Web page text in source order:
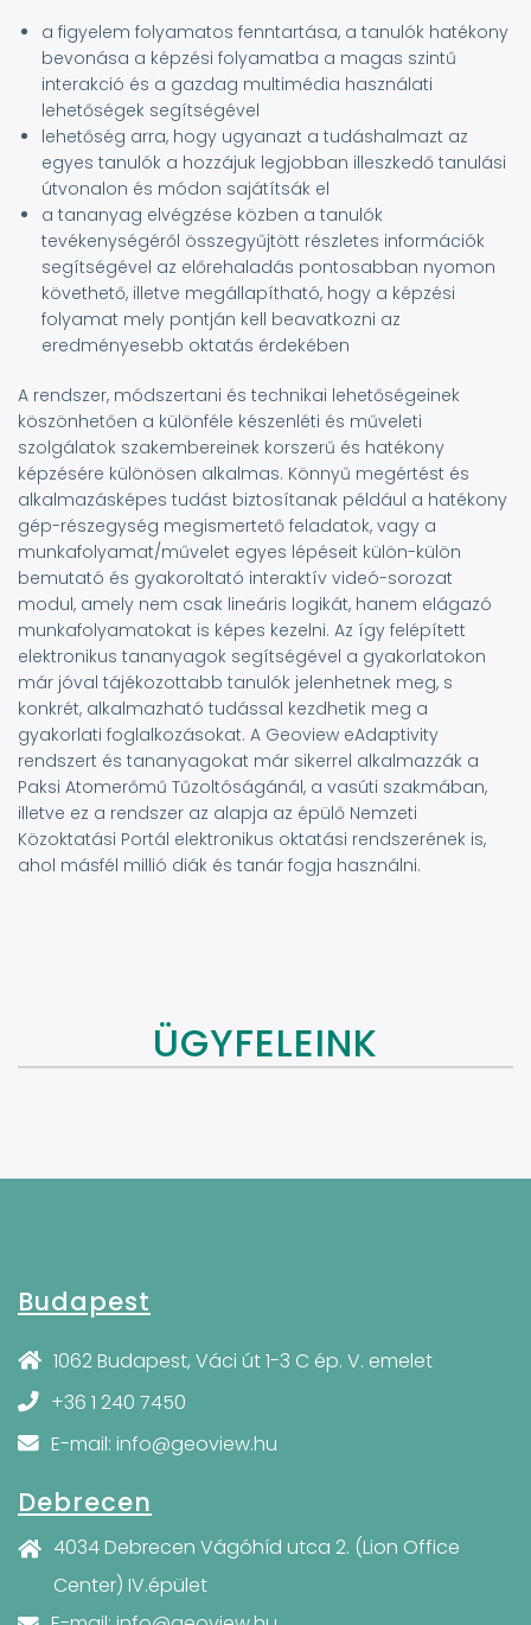
a figyelem folyamatos fenntartása, a tanulók hatékony
bevonása a képzési folyamatba a magas szintű
interakció és a gazdag multimédia használati
lehetőségek segítségével
lehetőség arra, hogy ugyanazt a tudáshalmazt az
egyes tanulók a hozzájuk legjobban illeszkedő tanulási
útvonalon és módon sajátítsák el
a tananyag elvégzése közben a tanulók
tevékenységéről összegyűjtött részletes információk
segítségével az előrehaladás pontosabban nyomon
követhető, illetve megállapítható, hogy a képzési
folyamat mely pontján kell beavatkozni az
eredményesebb oktatás érdekében
A rendszer, módszertani és technikai lehetőségeinek
köszönhetően a különféle készenléti és műveleti
szolgálatok szakembereinek korszerű és hatékony
képzésére különösen alkalmas. Könnyű megértést és
alkalmazásképes tudást biztosítanak például a hatékony
gép-részegység megismertető feladatok, vagy a
munkafolyamat/művelet egyes lépéseit külön-külön
bemutató és gyakoroltató interaktív videó-sorozat
modul, amely nem csak lineáris logikát, hanem elágazó
munkafolyamatokat is képes kezelni. Az így felépített
elektronikus tananyagok segítségével a gyakorlatokon
már jóval tájékozottabb tanulók jelenhetnek meg, s
konkrét, alkalmazható tudással kezdhetik meg a
gyakorlati foglalkozásokat. A Geoview eAdaptivity
rendszert és tananyagokat már sikerrel alkalmazzák a
Paksi Atomerőmű Tűzoltóságánál, a vasúti szakmában,
illetve ez a rendszer az alapja az épülő Nemzeti
Közoktatási Portál elektronikus oktatási rendszerének is,
ahol másfél millió diák és tanár fogja használni.
ÜGYFELEINK
Budapest
1062 Budapest, Váci út 1-3 C ép. V. emelet
+36 1 240 7450
E-mail: info@geoview.hu
Debrecen
4034 Debrecen Vágóhíd utca 2. (Lion Office
Center) IV.épület